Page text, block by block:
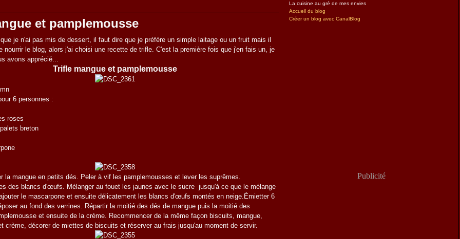
et pamplemousse
que je n'ai pas mis de dessert, il faut dire que je préfère un simple laitage ou un fruit mais il
nourrir le blog, alors j'ai choisi une recette de trifle. C'est la première fois que j'en fais un, je
avons apprécié...
Trifle mangue et pamplemousse
6 personnes :
roses
breton
la mangue en petits dés. Peler à vif les pamplemousses et lever les suprêmes.
des blancs d'œufs. Mélanger au fouet les jaunes avec le sucre jusqu'à ce que le mélange
le mascarpone et ensuite délicatement les blancs d'œufs montés en neige.Émietter 6
au fond des verrines. Répartir la moitié des dés de mangue puis la moitié des
et ensuite de la crème. Recommencer de la même façon biscuits, mangue,
crème, décorer de miettes de biscuits et réserver au frais jusqu'au moment de servir.
La cuisine au gré de mes envies
Accueil du blog
Créer un blog avec CanalBlog
Publicité